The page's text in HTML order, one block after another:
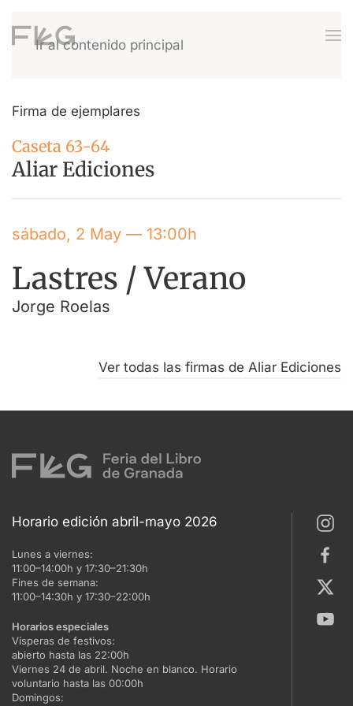
Ir al contenido principal
Firma de ejemplares
Caseta 63-64
Aliar Ediciones
sábado, 2 May — 13:00h
Lastres / Verano
Jorge Roelas
Ver todas las firmas de Aliar Ediciones
Horario edición abril-mayo 2026
Lunes a viernes:
11:00–14:00h y 17:30–21:30h
Fines de semana:
11:00–14:30h y 17:30–22:00h
Horarios especiales
Vísperas de festivos:
abierto hasta las 22:00h
Viernes 24 de abril. Noche en blanco. Horario
voluntario hasta las 00:00h
Domingos: